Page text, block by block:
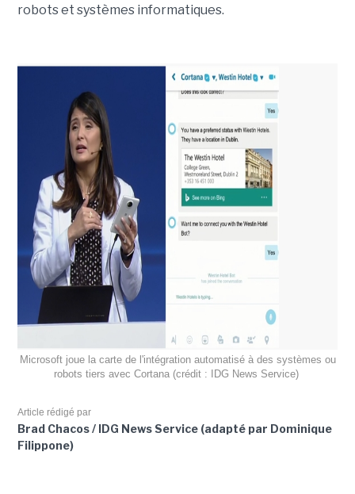
robots et systèmes informatiques.
Microsoft joue la carte de l'intégration automatisé à des systèmes ou
robots tiers avec Cortana (crédit : IDG News Service)
Article rédigé par
Brad Chacos / IDG News Service (adapté par Dominique
Filippone)